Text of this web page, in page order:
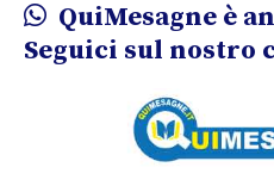
QuiMesagne è
Seguici sul nostro